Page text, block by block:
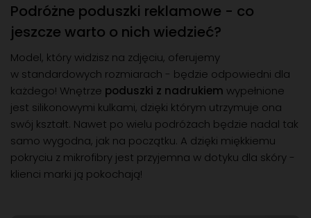
Podróżne poduszki reklamowe - co
jeszcze warto o nich wiedzieć?
Model, który widzisz na zdjęciu, oferujemy
w standardowych rozmiarach - będzie odpowiedni dla
każdego! Wnętrze poduszki z nadrukiem wypełnione
jest silikonowymi kulkami, dzięki którym utrzymuje ona
swój kształt. Nawet po wielu podróżach będzie nadal tak
samo wygodna, jak na początku. A dzięki miękkiemu
pokryciu z mikrofibry jest przyjemna w dotyku dla skóry -
klienci marki ją pokochają!